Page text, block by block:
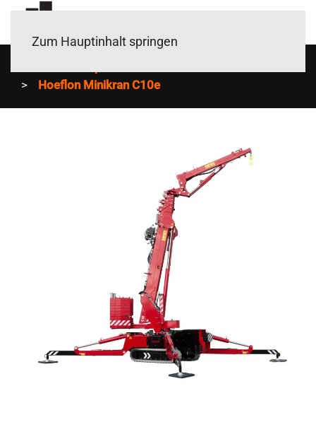
Zum Hauptinhalt springen
Hoeflon Minikran C10e